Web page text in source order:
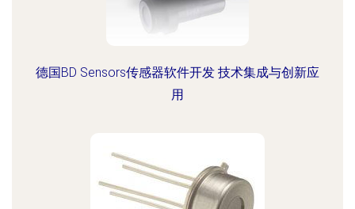
德国BD Sensors传感器软件开发 技术集成与创新应
用